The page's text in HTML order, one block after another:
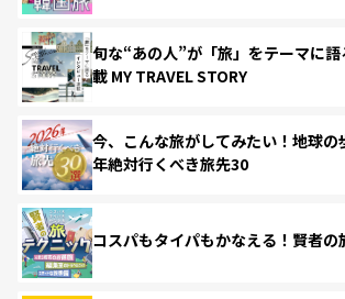
旬な“あの人”が「旅」をテーマに
載 MY TRAVEL STORY
今、こんな旅がしてみたい！地球
年絶対行くべき旅先30
コスパもタイパもかなえる！賢者の